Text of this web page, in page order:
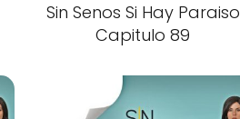
Sin Senos Si Hay Paraiso
Capitulo 89